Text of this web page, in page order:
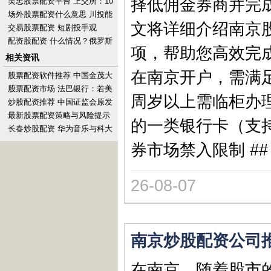
择低佣金券商并完
文将详细介绍南京
项，帮助您高效完
在南京开户，需满
周岁以上需临柜办
的一类银行卡（支
券市场禁入限制
26-08-07
南京炒股配资公司
月1日至7日不提供港股通服
务，10月8日起
场外股票配资什么意思 川投能
源(600674.SH)股东大地远通及
其一致
交易股票配资 短剧投手观
察：“挥金如土”，一晚亏10万
配资股配资 什么情况？俄罗斯
上月对欧洲的天然气供应量反
超美国
相关资讯
股票配资软件推荐 中国金茂大
股东中化香港拟投入不超2亿港
元增持股份
股票配资市场 法巴银行：若美
国7月失业率再次上升 可能改
变降息预期
炒股配资推荐 中国证监会原发
行监管部副主任李筱强被查
最新股票配资策略与风险提示
长春炒股配资 华为音乐与科大
讯飞达成全面深度合作